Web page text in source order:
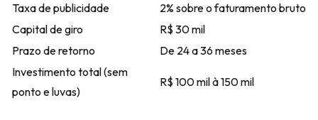
Taxa de publicidade
2% sobre o faturamento bruto
Capital de giro
R$ 30 mil
Prazo de retorno
De 24 a 36 meses
Investimento total (sem
ponto e luvas)
R$ 100 mil à 150 mil